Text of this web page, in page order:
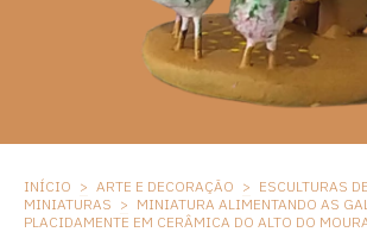
INÍCIO > ARTE E DECORAÇÃO > ESCULTURAS
MINIATURAS > MINIATURA ALIMENTANDO AS
PLACIDAMENTE EM CERÂMICA DO ALTO DO